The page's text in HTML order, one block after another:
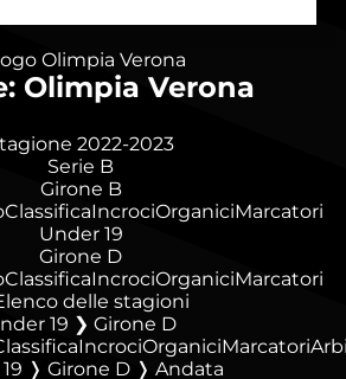
Olimpia Verona
2022-2023
Serie B
Girone B
ClassificaIncrociOrganiciMarcatori
Under 19
Girone D
ClassificaIncrociOrganiciMarcatori
delle stagioni
19 ❯ Girone D
IncrociOrganiciMarcatori
❭ Girone D ❭ Andata